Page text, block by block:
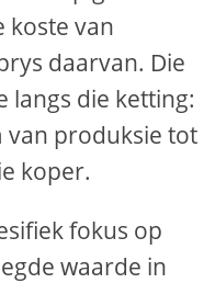
koste van
daarvan. Die
langs die ketting:
van produksie tot
koper.
fokus op
waarde in